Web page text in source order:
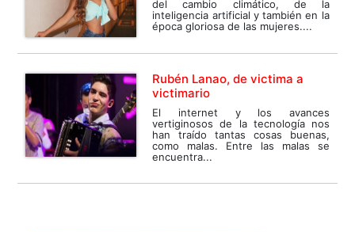
del cambio climático, de la
inteligencia artificial y también en la
época gloriosa de las mujeres....
Rubén Lanao, de victima a
victimario
El internet y los avances
vertiginosos de la tecnología nos
han traído tantas cosas buenas,
como malas. Entre las malas se
encuentra...